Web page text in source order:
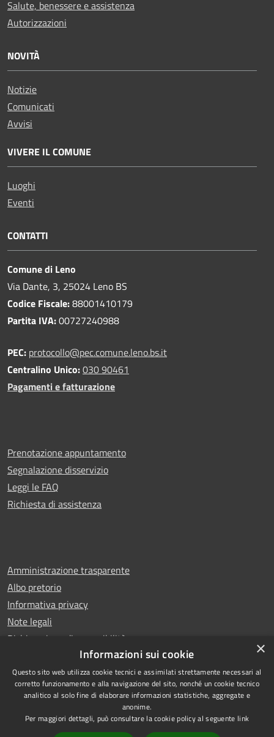
Salute, benessere e assistenza
Autorizzazioni
NOVITÀ
Notizie
Comunicati
Avvisi
VIVERE IL COMUNE
Luoghi
Eventi
CONTATTI
Comune di Leno
Via Dante, 3, 25024 Leno BS
Codice Fiscale:88001410179
Partita IVA:00727240988
PEC: protocollo@pec.comune.leno.bs.it
Centralino Unico:030 90461
Pagamenti e fatturazione
Prenotazione appuntamento
Segnalazione disservizio
Leggi le FAQ
Richiesta di assistenza
Amministrazione trasparente
Albo pretorio
Informativa privacy
Note legali
Dichiarazione di accessibilità
RSS
Accessibilità
Copyright © 2026 • Comune di
Leno • Powered by
Municipium•Accesso
×
Informazioni sui cookie
Questo sito web utilizza cookie tecnici e assimilati strettamente necessari al
corretto funzionamento e alla navigazione del sito, nonché un cookie tecnico
analitico al solo fine di elaborare informazioni statistiche, aggregate e
anonime.
Per maggiori dettagli, può consultare la cookie policy al seguente link